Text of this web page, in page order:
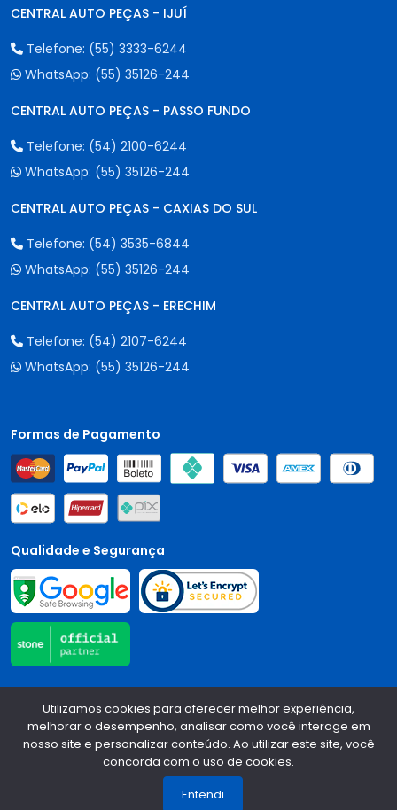
CENTRAL AUTO PEÇAS - IJUÍ
Telefone: (55) 3333-6244
WhatsApp: (55) 35126-244
CENTRAL AUTO PEÇAS - PASSO FUNDO
Telefone: (54) 2100-6244
WhatsApp: (55) 35126-244
CENTRAL AUTO PEÇAS - CAXIAS DO SUL
Telefone: (54) 3535-6844
WhatsApp: (55) 35126-244
CENTRAL AUTO PEÇAS - ERECHIM
Telefone: (54) 2107-6244
WhatsApp: (55) 35126-244
Formas de Pagamento
Qualidade e Segurança
Central Auto Peças - CNPJ: 90.196.999/0001-89
Todos os
direitos reservados.2026
Desenvolvido Por:
Utilizamos cookies para oferecer melhor experiência,
melhorar o desempenho, analisar como você interage em
nosso site e personalizar conteúdo. Ao utilizar este site, você
concorda com o uso de cookies.
Entendi